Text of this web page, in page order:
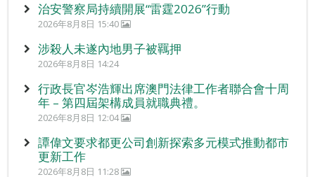
治安警察局持續開展“雷霆2026”行動
2026年8月8日 15:40
涉殺人未遂內地男子被羈押
2026年8月8日 14:24
行政長官岑浩輝出席澳門法律工作者聯合會十周
年 – 第四屆架構成員就職典禮。
2026年8月8日 12:04
譚偉文要求都更公司創新探索多元模式推動都市
更新工作
2026年8月8日 11:28